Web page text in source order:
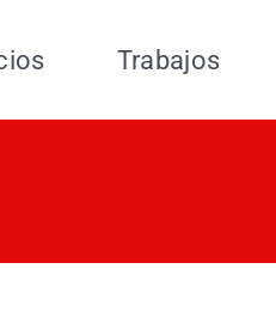
Trabajos